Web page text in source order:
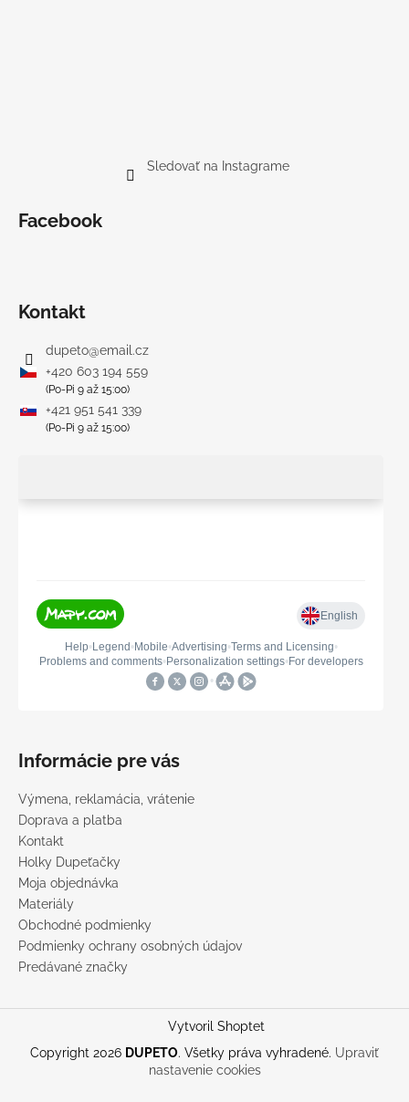
Sledovať na Instagrame
Facebook
Kontakt
dupeto@email.cz
+420 603 194 559
(Po-Pi 9 až 15:00)
+421 951 541 339
(Po-Pi 9 až 15:00)
Informácie pre vás
Výmena, reklamácia, vrátenie
Doprava a platba
Kontakt
Holky Dupeťačky
Moja objednávka
Materiály
Obchodné podmienky
Podmienky ochrany osobných údajov
Predávané značky
Vytvoril Shoptet
Copyright 2026 DUPETO. Všetky práva vyhradené. Upraviť
nastavenie cookies